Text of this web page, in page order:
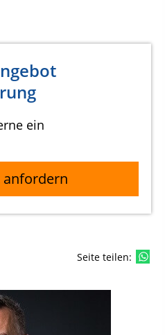
ein
anfordern
Seite teilen: